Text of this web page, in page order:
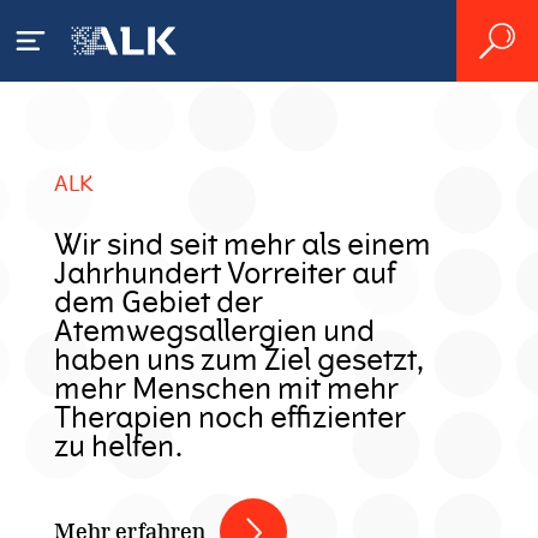
Pollenallergie
Hausstaubmilbenallergie
Insektengiftallergie
Leben mit Allergien
Kosten durch Allergien
Allergisches Asthma
Behandlung
Servicematerial
ALK International
Fachkreise
Unsere Lösungen
Allergie-Immuntherapie
klarify-App
ALK
Wir sind seit mehr als einem
Jahrhundert Vorreiter auf
dem Gebiet der
Atemwegsallergien und
haben uns zum Ziel gesetzt,
mehr Menschen mit mehr
Therapien noch effizienter
zu helfen.
Mehr erfahren